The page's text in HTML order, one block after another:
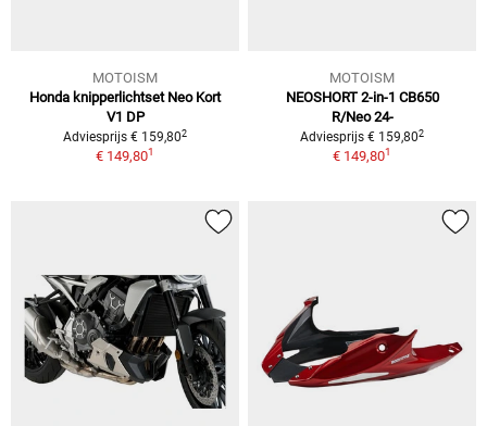
MOTOISM
Honda knipperlichtset Neo Kort
V1 DP
Adviesprijs € 159,802
€ 149,801
MOTOISM
NEOSHORT 2-in-1 CB650
R/Neo 24-
Adviesprijs € 159,802
€ 149,801